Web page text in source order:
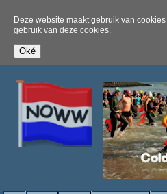
Deze website maakt gebruik van
gebruik van deze cookies.